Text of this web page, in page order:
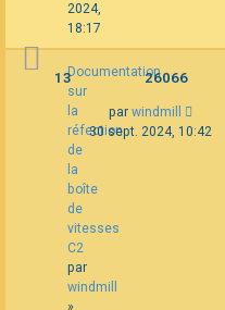
2024,
18:17
Documentation
sur
la
réfection
de
la
boîte
de
vitesses
C2
par
windmill
»
13 26066
par windmill
30 sept. 2024, 10:42